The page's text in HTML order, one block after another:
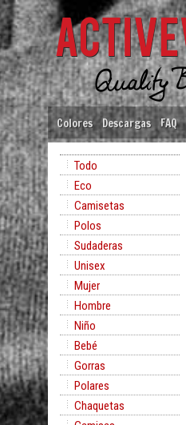
Colores Descargas FAQ
Todo
Eco
Camisetas
Polos
Sudaderas
Unisex
Mujer
Hombre
Niño
Bebé
Gorras
Polares
Chaquetas